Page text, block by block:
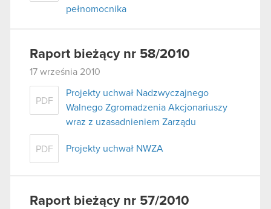
pełnomocnika
Raport bieżący nr 58/2010
17 września 2010
PDF
Projekty uchwał Nadzwyczajnego
Walnego Zgromadzenia Akcjonariuszy
wraz z uzasadnieniem Zarządu
PDF Projekty uchwał NWZA
Raport bieżący nr 57/2010